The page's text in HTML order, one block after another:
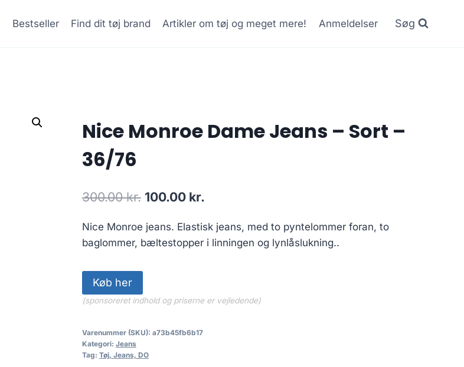
Bestseller Find dit tøj brand Artikler om tøj og meget mere! Anmeldelser Søg
Nice Monroe Dame Jeans – Sort –
36/76
300.00kr. Original
was:
100.00 kr.
is:
Nice Monroe jeans. Elastisk jeans, med to pyntelommer foran, to
baglommer, bæltestopper i linningen og lynlåslukning..
Køb her
(sponsoreret indhold og priserne er vejledende)
Varenummer (SKU): a73b45fb6b17
Kategori: Jeans
Tag: Tøj, Jeans, DO